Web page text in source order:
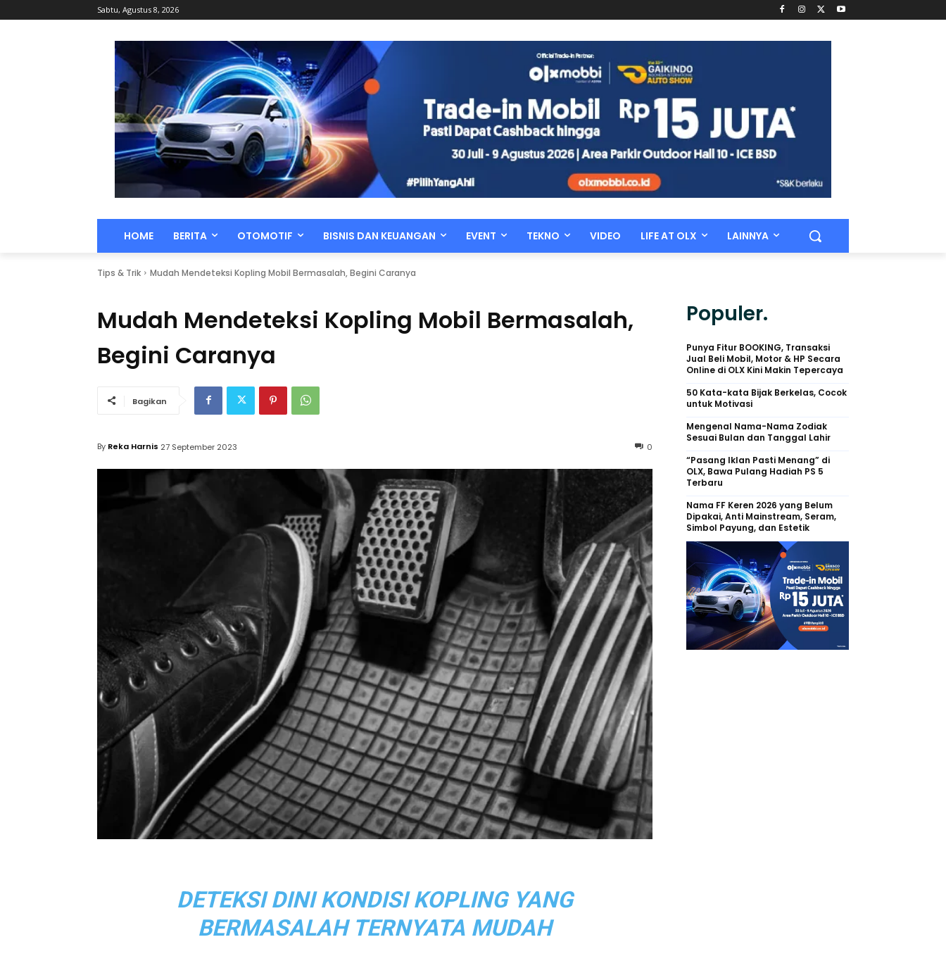
Sabtu, Agustus 8, 2026
HOME BERITA OTOMOTIF BISNIS DAN KEUANGAN EVENT TEKNO VIDEO LIFE AT OLX LAINNYA
Tips & Trik Mudah Mendeteksi Kopling Mobil Bermasalah, Begini Caranya
Mudah Mendeteksi Kopling Mobil Bermasalah,
Begini Caranya
Bagikan
0
By Reka Harnis 27 September 2023
DETEKSI DINI KONDISI KOPLING YANG
BERMASALAH TERNYATA MUDAH
Populer.
Punya Fitur BOOKING, Transaksi
Jual Beli Mobil, Motor & HP Secara
Online di OLX Kini Makin Tepercaya
50 Kata-kata Bijak Berkelas, Cocok
untuk Motivasi
Mengenal Nama-Nama Zodiak
Sesuai Bulan dan Tanggal Lahir
“Pasang Iklan Pasti Menang” di
OLX, Bawa Pulang Hadiah PS 5
Terbaru
Nama FF Keren 2026 yang Belum
Dipakai, Anti Mainstream, Seram,
Simbol Payung, dan Estetik